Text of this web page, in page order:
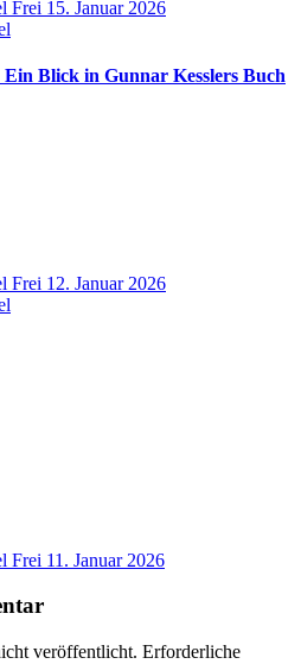
Frei 15. Januar 2026
Blick in Gunnar Kesslers Buch
Frei 12. Januar 2026
Frei 11. Januar 2026
veröffentlicht. Erforderliche